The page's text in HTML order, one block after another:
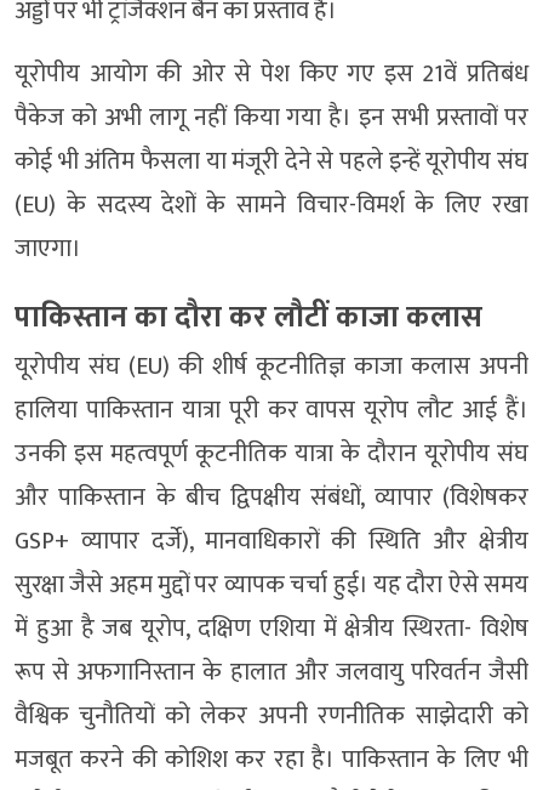
अड्डों पर भी ट्रांजैक्शन बैन का प्रस्ताव है।
यूरोपीय आयोग की ओर से पेश किए गए इस 21वें प्रतिबंध
पैकेज को अभी लागू नहीं किया गया है। इन सभी प्रस्तावों पर
कोई भी अंतिम फैसला या मंजूरी देने से पहले इन्हें यूरोपीय संघ
(EU) के सदस्य देशों के सामने विचार-विमर्श के लिए रखा
जाएगा।
पाकिस्तान का दौरा कर लौटीं काजा कलास
यूरोपीय संघ (EU) की शीर्ष कूटनीतिज्ञ काजा कलास अपनी
हालिया पाकिस्तान यात्रा पूरी कर वापस यूरोप लौट आई हैं।
उनकी इस महत्वपूर्ण कूटनीतिक यात्रा के दौरान यूरोपीय संघ
और पाकिस्तान के बीच द्विपक्षीय संबंधों, व्यापार (विशेषकर
GSP+ व्यापार दर्जे), मानवाधिकारों की स्थिति और क्षेत्रीय
सुरक्षा जैसे अहम मुद्दों पर व्यापक चर्चा हुई। यह दौरा ऐसे समय
में हुआ है जब यूरोप, दक्षिण एशिया में क्षेत्रीय स्थिरता- विशेष
रूप से अफगानिस्तान के हालात और जलवायु परिवर्तन जैसी
वैश्विक चुनौतियों को लेकर अपनी रणनीतिक साझेदारी को
मजबूत करने की कोशिश कर रहा है। पाकिस्तान के लिए भी